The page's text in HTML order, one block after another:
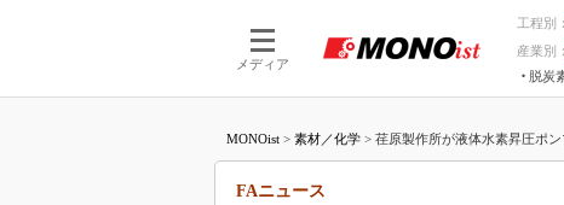
メディア
工程別：
産業別：
脱炭
つながる工場AI×設備保全
MONOist > 素材／化学 > 荏原製作所が液体水素昇圧ポン
FAニュース